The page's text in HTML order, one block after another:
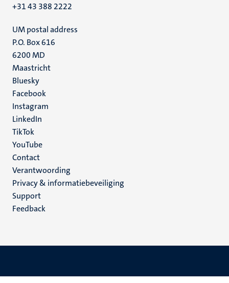
+31 43 388 2222
UM postal address
P.O. Box 616
6200 MD
Maastricht
Social
media
Bluesky
Facebook
Instagram
LinkedIn
TikTok
YouTube
Menu
footer
(NL)
Contact
Verantwoording
Privacy & informatiebeveiliging
Support
Feedback